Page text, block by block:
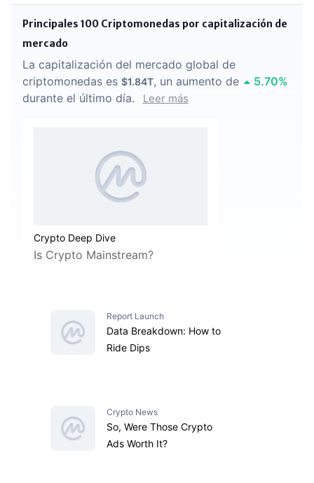
Principales 100 Criptomonedas por capitalización de
mercado
La capitalización del mercado global de
criptomonedas es $1.84T, un aumento de 5.70%
durante el último día.
Leer más
Crypto Deep Dive
Is Crypto Mainstream?
Report Launch
Data Breakdown: How to
Ride Dips
Crypto News
So, Were Those Crypto
Ads Worth It?